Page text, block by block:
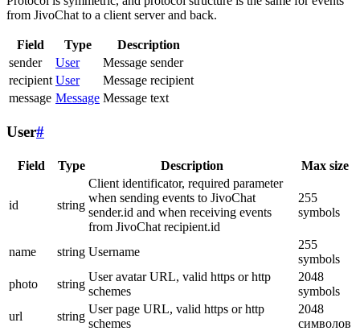
from JivoChat to a client server and back.
Field Type
Description
sender
User
Message sender
recipient User
Message recipient
message Message Message text
User#
Field Type Description Max size
id string
Client identificator, required parameter
when sending events to JivoChat
sender.id and when receiving events
from JivoChat recipient.id
255
symbols
name string Username
255
symbols
photo
string
User avatar URL, valid https or http
schemes
2048
symbols
url
string
User page URL, valid https or http
schemes
2048
символов